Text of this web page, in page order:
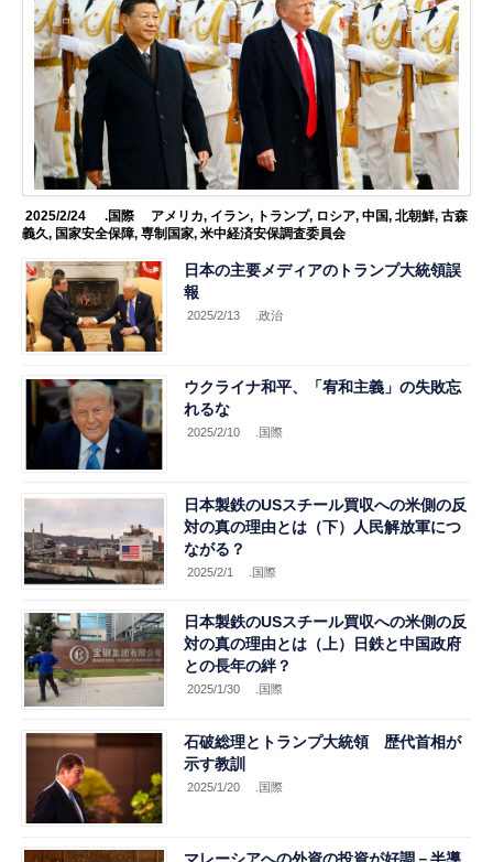
2025/2/24 .国際 アメリカ, イラン, トランプ, ロシア, 中国, 北朝鮮, 古森
義久, 国家安全保障,専制国家,米中経済安保調査委員会
日本の主要メディアのトランプ大統領誤
報
2025/2/13 .政治
ウクライナ和平、「宥和主義」の失敗忘
れるな
2025/2/10 .国際
日本製鉄のUSスチール買収への米側の反
対の真の理由とは（下）人民解放軍につ
ながる？
2025/2/1 .国際
日本製鉄のUSスチール買収への米側の反
対の真の理由とは（上）日鉄と中国政府
との長年の絆？
2025/1/30 .国際
石破総理とトランプ大統領 歴代首相が
示す教訓
2025/1/20 .国際